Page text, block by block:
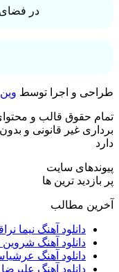
در
طراحی و اجرا توسط
تمام حقوق قالب و
برداری غیر قانونی و
دارد
پیوندهای سایت
پر بازدید ترین ها
آخرین مطالب
دانلود آهنگ نیما
دانلود آهنگ
دانلود آهنگ
دانلود آهنگ